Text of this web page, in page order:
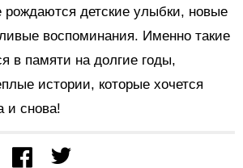
рождаются детские улыбки, новые
воспоминания. Именно такие
в памяти на долгие годы,
истории, которые хочется
и снова!